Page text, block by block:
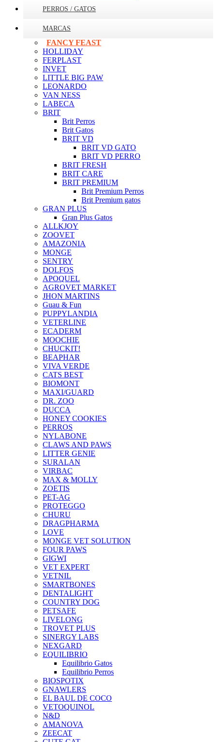
PERROS / GATOS
MARCAS
FANCY FEAST
HOLLIDAY
FERPLAST
INVET
LITTLE BIG PAW
LEONARDO
VAN NESS
LABECA
BRIT
Brit Perros
Brit Gatos
BRIT VD
BRIT VD GATO
BRIT VD PERRO
BRIT FRESH
BRIT CARE
BRIT PREMIUM
Brit Premium Perros
Brit Premium gatos
GRAN PLUS
Gran Plus Gatos
ALLKJOY
ZOOVET
AMAZONIA
MONGE
SENTRY
DOLFOS
APOQUEL
AGROVET MARKET
JHON MARTINS
Guau & Fun
PUPPYLANDIA
VETERLINE
ECADERM
MOOCHIE
CHUCKIT!
BEAPHAR
VIVA VERDE
CATS BEST
BIOMONT
MAXI/GUARD
DR. ZOO
DUCCA
HONEY COOKIES
PERROS
NYLABONE
CLAWS AND PAWS
LITTER GENIE
SURALAN
VIRBAC
MAX & MOLLY
ZOETIS
PET-AG
PROTEGGO
CHURU
DRAGPHARMA
LOVE
MONGE VET SOLUTION
FOUR PAWS
GIGWI
VET EXPERT
VETNIL
SMARTBONES
DENTALIGHT
COUNTRY DOG
PETSAFE
LIVELONG
TROVET PLUS
SINERGY LABS
NEXGARD
EQUILIBRIO
Equilibrio Gatos
Equilibrio Perros
BIOSPOTIX
GNAWLERS
EL BAUL DE COCO
VETOQUINOL
N&D
AMANOVA
ZEECAT